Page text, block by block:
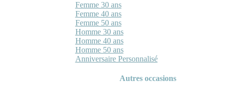
Femme 30 ans
Femme 40 ans
Femme 50 ans
Homme 30 ans
Homme 40 ans
Homme 50 ans
Anniversaire Personnalisé
Autres occasions